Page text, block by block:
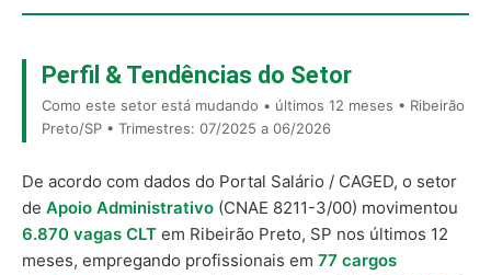
Perfil & Tendências do Setor
Como este setor está mudando • últimos 12 meses • Ribeirão
Preto/SP • Trimestres: 07/2025 a 06/2026
De acordo com dados do Portal Salário / CAGED, o setor
de Apoio Administrativo (CNAE 8211-3/00) movimentou
6.870 vagas CLT em Ribeirão Preto, SP nos últimos 12
meses, empregando profissionais em 77 cargos